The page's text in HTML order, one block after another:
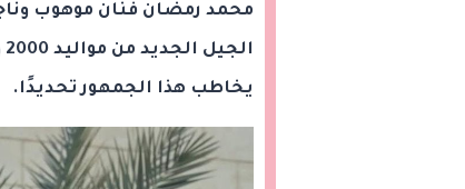
محمد رمضان فنان موهوب
يخاطب هذا الجمهور تحديدًا.